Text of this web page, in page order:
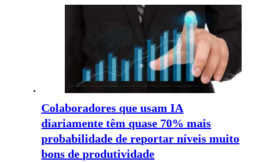
Colaboradores que usam IA
diariamente têm quase 70% mais
probabilidade de reportar níveis muito
bons de produtividade